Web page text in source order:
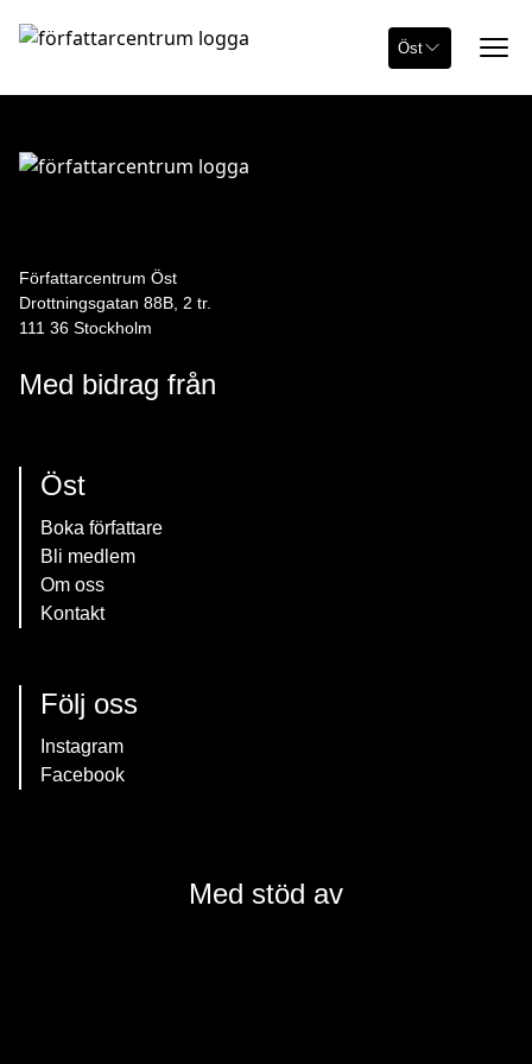
Öst
Författarcentrum Öst
Drottningsgatan 88B, 2 tr.
111 36 Stockholm
Med bidrag från
Öst
Boka författare
Bli medlem
Om oss
Kontakt
Följ oss
Instagram
Facebook
Med stöd av